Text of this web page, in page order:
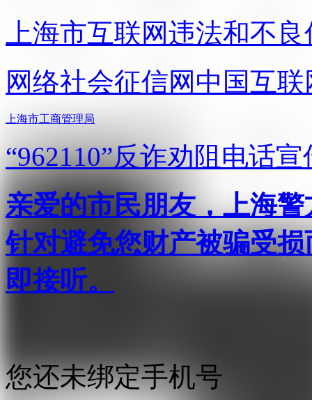
上海市互联网违法和不
网络社会征信网 中国互
上海市工商管理局
“962110”反诈劝阻电话宣
亲爱的市民朋友，上海
针对避免您财产被骗受
即接听。
您还未绑定手机号